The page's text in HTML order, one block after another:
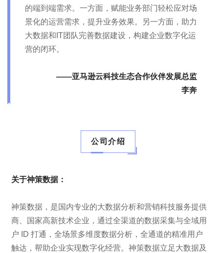
的端到端需求。一方面，赋能业务部门轻松应对场
景化的运营需求，提升业务效果。另一方面，助力
大数据和IT团队完善数据建设，构建企业数字化运
营的闭环。
——亚马逊云科技生态合作伙伴发展总监
李奔
公司介绍
关于神策数据：
神策数据，是国内专业的大数据分析和营销科技服务提供
商、国家高新技术企业，通过全渠道的数据采集与全域用
户 ID 打通，全场景多维度数据分析，全通道的精准用户
触达，帮助企业实现数字化经营。神策数据立足大数据及